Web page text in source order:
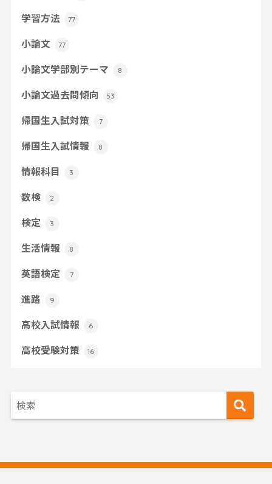
学習方法 77
小論文 77
小論文学部別テーマ 8
小論文過去問傾向 53
帰国生入試対策 7
帰国生入試情報 8
情報科目 3
数検 2
検定 3
生活情報 8
英語検定 7
進路 9
高校入試情報 6
高校受験対策 16